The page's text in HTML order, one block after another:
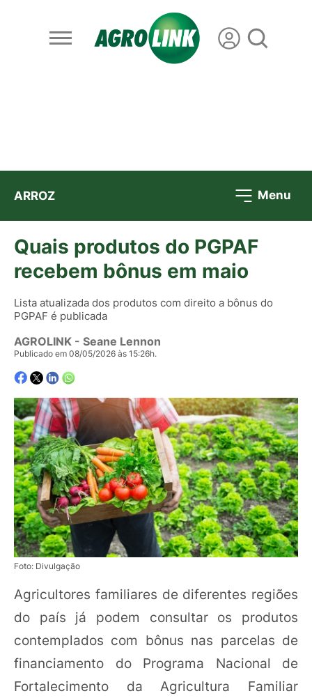
ARROZ Menu
Quais produtos do PGPAF
recebem bônus em maio
Lista atualizada dos produtos com direito a bônus do
PGPAF é publicada
AGROLINK - Seane Lennon
Publicado em 08/05/2026 às 15:26h.
Foto: Divulgação
Agricultores familiares de diferentes regiões
do país já podem consultar os produtos
contemplados com bônus nas parcelas de
financiamento do Programa Nacional de
Fortalecimento da Agricultura Familiar